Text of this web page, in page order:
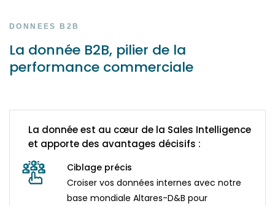
DONNEES B2B
La donnée B2B, pilier de la
performance commerciale
La donnée est au cœur de la Sales Intelligence
et apporte des avantages décisifs :​
Ciblage précis
Croiser vos données internes avec notre
base mondiale Altares-D&B pour